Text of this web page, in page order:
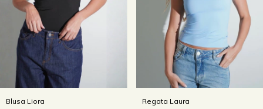
Blusa Liora Regata Laura